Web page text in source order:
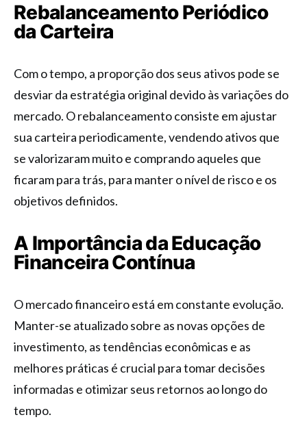
Rebalanceamento Periódico
da Carteira
Com o tempo, a proporção dos seus ativos pode se
desviar da estratégia original devido às variações do
mercado. O rebalanceamento consiste em ajustar
sua carteira periodicamente, vendendo ativos que
se valorizaram muito e comprando aqueles que
ficaram para trás, para manter o nível de risco e os
objetivos definidos.
A Importância da Educação
Financeira Contínua
O mercado financeiro está em constante evolução.
Manter-se atualizado sobre as novas opções de
investimento, as tendências econômicas e as
melhores práticas é crucial para tomar decisões
informadas e otimizar seus retornos ao longo do
tempo.